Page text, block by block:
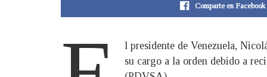
Comparte en Facebook
l presidente de Venezuela,
su cargo a la orden debido a